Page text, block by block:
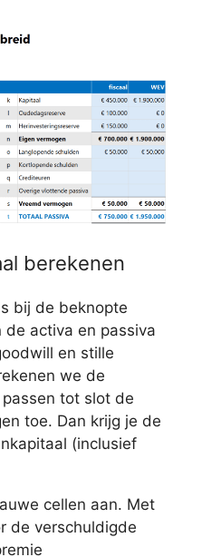
berekenen
bij de beknopte
de activa en passiva
en stille
we de
tot slot de
toe. Dan krijg je de
(inclusief
cellen aan. Met
de verschuldigde